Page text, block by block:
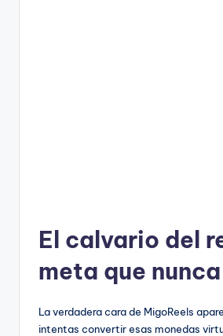
El calvario del
meta que
La verdadera cara de MigoReels
intentas convertir esas monedas